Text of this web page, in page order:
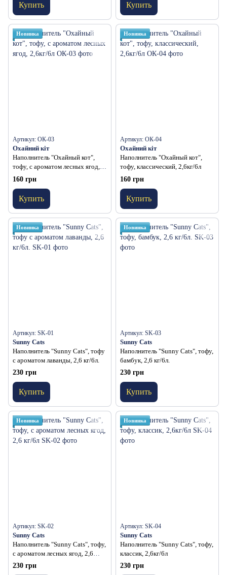
Купить Купить
Новинка
Артикул: ОК-03
Охайний кіт
Наполнитель "Охайный кот",
тофу, с ароматом лесных ягод,
2,6кг/6л
160 грн
Купить
Новинка
Артикул: ОК-04
Охайний кіт
Наполнитель "Охайный кот",
тофу, классический, 2,6кг/6л
160 грн
Купить
Новинка
Артикул: SK-01
Sunny Cats
Наполнитель "Sunny Cats", тофу
с ароматом лаванды, 2,6 кг/6л.
230 грн
Купить
Новинка
Артикул: SK-03
Sunny Cats
Наполнитель "Sunny Cats", тофу,
бамбук, 2,6 кг/6л.
230 грн
Купить
Новинка
Артикул: SK-02
Sunny Cats
Наполнитель "Sunny Cats", тофу,
с ароматом лесных ягод, 2,6
кг/6л
230 грн
Новинка
Артикул: SK-04
Sunny Cats
Наполнитель "Sunny Cats", тофу,
классик, 2,6кг/6л
230 грн